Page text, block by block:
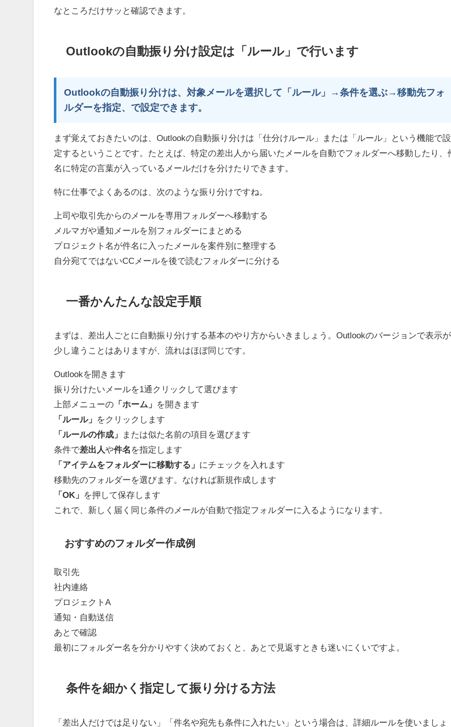
なところだけサッと確認できます。
Outlookの自動振り分け設定は「ルール」で行います
Outlookの自動振り分けは、対象メールを選択して「ルール」→条件を選ぶ→移動先フォ
ルダーを指定、で設定できます。
まず覚えておきたいのは、Outlookの自動振り分けは「仕分けルール」または「ルール」という機能で設
定するということです。たとえば、特定の差出人から届いたメールを自動でフォルダーへ移動したり、
名に特定の言葉が入っているメールだけを分けたりできます。
特に仕事でよくあるのは、次のような振り分けですね。
上司や取引先からのメールを専用フォルダーへ移動する
メルマガや通知メールを別フォルダーにまとめる
プロジェクト名が件名に入ったメールを案件別に整理する
自分宛てではないCCメールを後で読むフォルダーに分ける
一番かんたんな設定手順
まずは、差出人ごとに自動振り分けする基本のやり方からいきましょう。Outlookのバージョンで表示が
少し違うことはありますが、流れはほぼ同じです。
Outlookを開きます
振り分けたいメールを1通クリックして選びます
上部メニューの 「ホーム」
を開きます
「ルール」
をクリックします
「ルールの作成」
または似た名前の項目を選びます
条件で差出人や件名 を指定します
「アイテムをフォルダーに移動する」 にチェックを入れます
移動先のフォルダーを選びます。なければ新規作成します
「OK」
を押して保存します
これで、新しく届く同じ条件のメールが自動で指定フォルダーに入るようになります。
おすすめのフォルダー作成例
取引先
社内連絡
プロジェクトA
通知・自動送信
あとで確認
最初にフォルダー名を分かりやすく決めておくと、あとで見返すときも迷いにくいですよ。
条件を細かく指定して振り分ける方法
「差出人だけでは足りない」「件名や宛先も条件に入れたい」という場合は、詳細ルールを使いましょ